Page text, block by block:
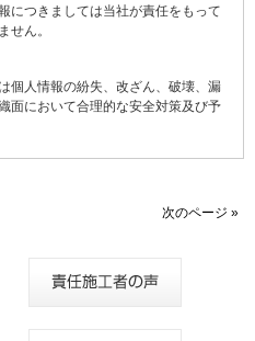
につきましては当社が責任をもって
せん。
個人情報の紛失、改ざん、破壊、漏
面において合理的な安全対策及び予
次のページ »